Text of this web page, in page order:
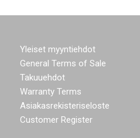
Yleiset myyntiehdot
General Terms of Sale
Takuuehdot
Warranty Terms
Asiakasrekisteriseloste
Customer Register